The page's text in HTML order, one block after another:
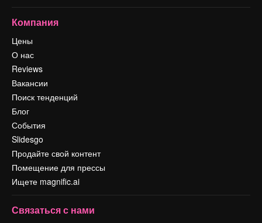
Компания
Цены
О нас
Reviews
Вакансии
Поиск тенденций
Блог
События
Slidesgo
Продайте свой контент
Помещение для прессы
Ищете magnific.ai
Связаться с нами